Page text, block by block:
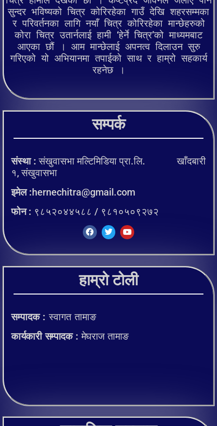
सुन्दर भविष्यको चित्र कोरिरहेका गाउँ देखि शहरसम्मका
र परिवर्तनका लागि नयाँ चित्र कोरिरहेका मान्छेहरुको
कोरा चित्र उतार्नलाई हामी ‘हेर्ने चित्र’को माध्यमबाट
आएका छौं । आम मान्छेलाई अपनत्व दिलाउन सुरु
गरिएको यो अभियानमा तपाईको साथ र हाम्रो सहकार्य
रहनेछ ।
सम्पर्क
संस्था : संखुवासभा मल्टिमिडिया प्रा.लि. खाँदबारी
१, संखुवासभा
इमेल :hernechitra@gmail.com
फोन : ९८५२०४४५८८ / ९८१०५०९२७२
हाम्रो टोली
सम्पादक :स्वागत तामाङ
कार्यकारी सम्पादक :मेघराज तामाङ